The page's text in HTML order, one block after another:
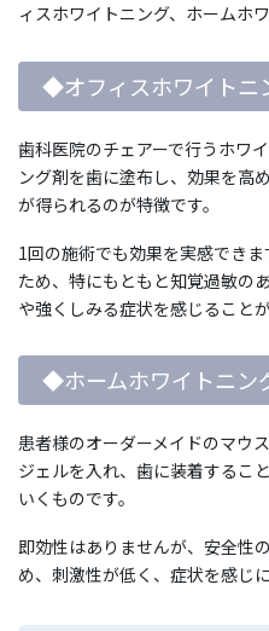
ィスホワイトニング、ホームホ
◆オフィスホワイトニ
歯科医院のチェアーで行うホワ
ング剤を歯に塗布し、効果を高
が得られるのが特徴です。
1回の施術でも効果を実感でき
ため、特にもともと知覚過敏の
や強くしみる症状を感じることが
◆ホームホワイトニン
患者様のオーダーメイドのマウ
ジェルを入れ、歯に装着するこ
いくものです。
即効性はありませんが、安全性
め、刺激性が低く、症状を感じ